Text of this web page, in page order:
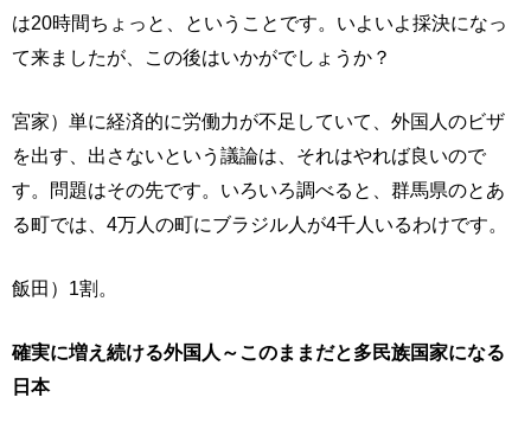
は20時間ちょっと、ということです。いよいよ採決になっ
て来ましたが、この後はいかがでしょうか？
宮家）単に経済的に労働力が不足していて、外国人のビザ
を出す、出さないという議論は、それはやれば良いので
す。問題はその先です。いろいろ調べると、群馬県のとあ
る町では、4万人の町にブラジル人が4千人いるわけです。
飯田）1割。
確実に増え続ける外国人～このままだと多民族国家になる
日本